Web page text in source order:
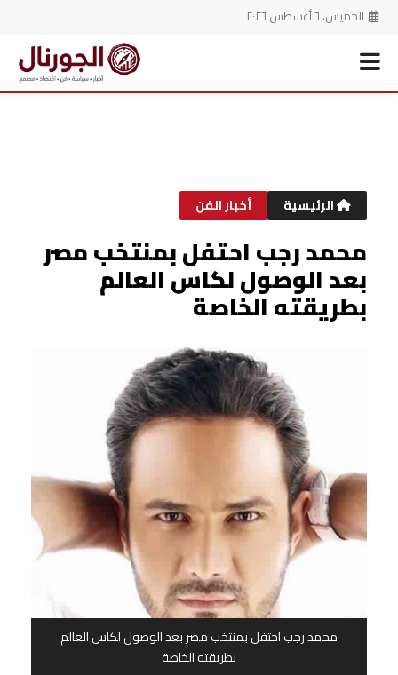
الخميس، ٦ أغسطس ٢٠٢٦
الرئيسية أخبار الفن
محمد رجب احتفل بمنتخب مصر
بعد الوصول لكاس العالم
بطريقته الخاصة
محمد رجب احتفل بمنتخب مصر بعد الوصول لكاس العالم
بطريقته الخاصة